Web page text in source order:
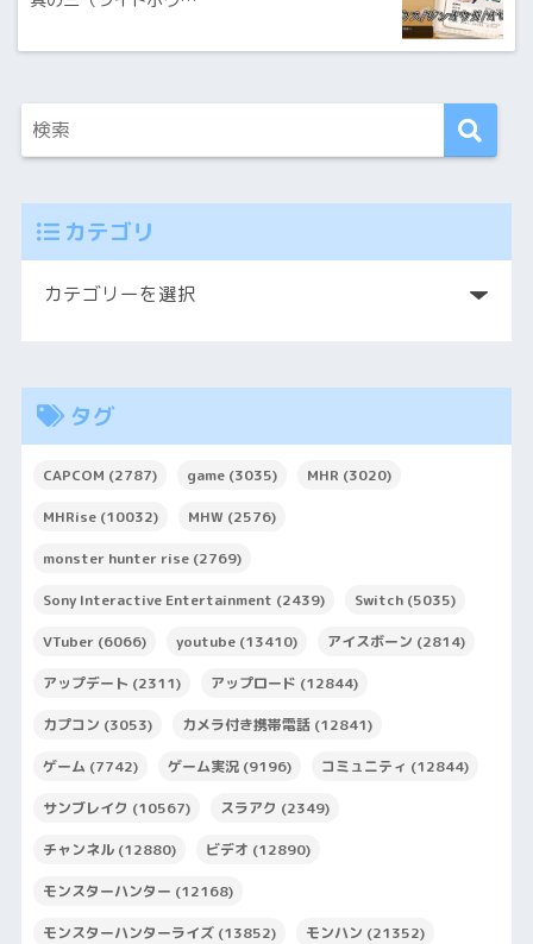
カテゴリ
タグ
CAPCOM (2787) game(3035) MHR (3020)
MHRise(10032) MHW (2576)
monster hunter rise(2769)
Sony Interactive Entertainment (2439) Switch(5035)
VTuber(6066) youtube(13410) アイスボーン (2814)
アップデート (2311) アップロード (12844)
カプコン (3053) カメラ付き携帯電話(12841)
ゲーム (7742) ゲーム実況(9196) コミュニティ (12844)
サンブレイク (10567) スラアク (2349)
チャンネル(12880) ビデオ (12890)
モンスターハンター (12168)
モンスターハンターライズ(13852) モンハン (21352)